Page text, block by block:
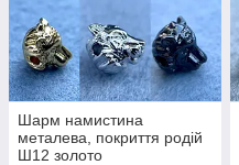
Шарм намистина
металева, покриття родій
Ш12 золото